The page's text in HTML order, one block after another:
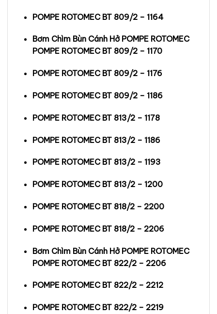
POMPE ROTOMEC BT 809/2 – 1164
Bơm Chìm Bùn Cánh Hở POMPE ROTOMEC
POMPE ROTOMEC BT 809/2 – 1170
POMPE ROTOMEC BT 809/2 – 1176
POMPE ROTOMEC BT 809/2 – 1186
POMPE ROTOMEC BT 813/2 – 1178
POMPE ROTOMEC BT 813/2 – 1186
POMPE ROTOMEC BT 813/2 – 1193
POMPE ROTOMEC BT 813/2 – 1200
POMPE ROTOMEC BT 818/2 – 2200
POMPE ROTOMEC BT 818/2 – 2206
Bơm Chìm Bùn Cánh Hở POMPE ROTOMEC
POMPE ROTOMEC BT 822/2 – 2206
POMPE ROTOMEC BT 822/2 – 2212
POMPE ROTOMEC BT 822/2 – 2219